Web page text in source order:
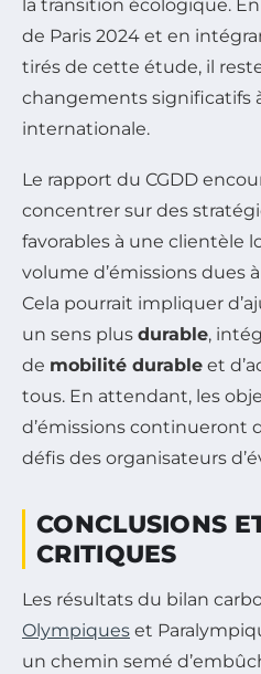
la transition écologique.
de Paris 2024 et en
tirés de cette étude, il
changements significatifs
internationale.
Le rapport du CGDD
concentrer sur des
favorables à une clientèle
volume d’émissions dues
Cela pourrait impliquer
un sens plus durable,
de mobilité durable et
tous. En attendant, les
d’émissions continueront
défis des organisateurs
CONCLUSIONS
CRITIQUES
Les résultats du bilan
Olympiques et
un chemin semé